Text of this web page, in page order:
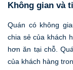
Không gian và
Quán có không
chia sẻ của khách
hơn ăn tại chỗ.
của khách hàng